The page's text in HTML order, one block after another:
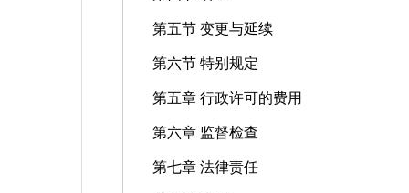
第五节 变更与延续
第六节 特别规定
第五章 行政许可的费用
第六章 监督检查
第七章 法律责任